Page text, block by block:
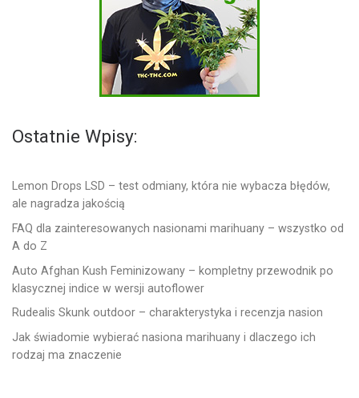
Ostatnie Wpisy:
Lemon Drops LSD – test odmiany, która nie wybacza błędów,
ale nagradza jakością
FAQ dla zainteresowanych nasionami marihuany – wszystko od
A do Z
Auto Afghan Kush Feminizowany – kompletny przewodnik po
klasycznej indice w wersji autoflower
Rudealis Skunk outdoor – charakterystyka i recenzja nasion
Jak świadomie wybierać nasiona marihuany i dlaczego ich
rodzaj ma znaczenie